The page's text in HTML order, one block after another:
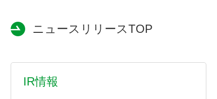
ニュースリリースTOP
IR情報